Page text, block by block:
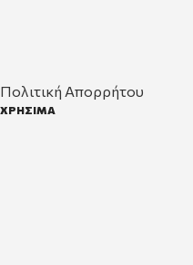
Πολιτική Απορρήτου
ΧΡΗΣΙΜΑ